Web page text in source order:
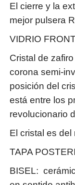
El cierre y la
mejor pulsera
VIDRIO
Cristal de
corona semi-
posición del
está entre los
revolucionario
El cristal es
TAPA
BISEL: